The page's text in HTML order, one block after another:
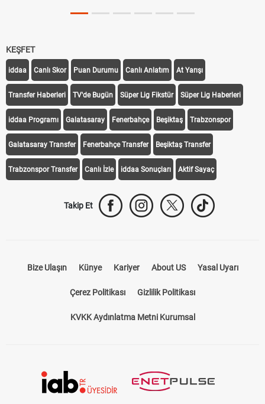
KEŞFET
iddaa Canlı Skor Puan Durumu Canlı Anlatım At Yarışı
Transfer Haberleri TV'de Bugün Süper Lig Fikstür Süper Lig Haberleri
iddaa Programı Galatasaray Fenerbahçe Beşiktaş Trabzonspor
Galatasaray Transfer Fenerbahçe Transfer Beşiktaş Transfer
Trabzonspor Transfer Canlı İzle iddaa Sonuçları Aktif Sayaç